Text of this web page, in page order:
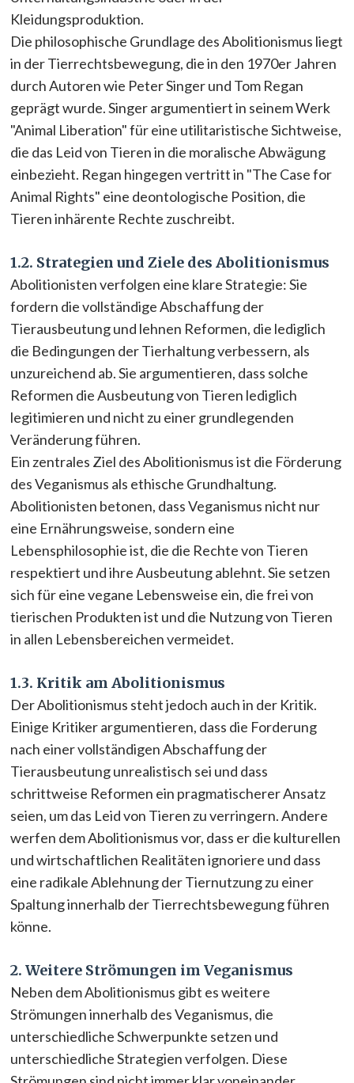
Kleidungsproduktion.
Die philosophische Grundlage des Abolitionismus liegt
in der Tierrechtsbewegung, die in den 1970er Jahren
durch Autoren wie Peter Singer und Tom Regan
geprägt wurde. Singer argumentiert in seinem Werk
"Animal Liberation" für eine utilitaristische Sichtweise,
die das Leid von Tieren in die moralische Abwägung
einbezieht. Regan hingegen vertritt in "The Case for
Animal Rights" eine deontologische Position, die
Tieren inhärente Rechte zuschreibt.
1.2. Strategien und Ziele des Abolitionismus
Abolitionisten verfolgen eine klare Strategie: Sie
fordern die vollständige Abschaffung der
Tierausbeutung und lehnen Reformen, die lediglich
die Bedingungen der Tierhaltung verbessern, als
unzureichend ab. Sie argumentieren, dass solche
Reformen die Ausbeutung von Tieren lediglich
legitimieren und nicht zu einer grundlegenden
Veränderung führen.
Ein zentrales Ziel des Abolitionismus ist die Förderung
des Veganismus als ethische Grundhaltung.
Abolitionisten betonen, dass Veganismus nicht nur
eine Ernährungsweise, sondern eine
Lebensphilosophie ist, die die Rechte von Tieren
respektiert und ihre Ausbeutung ablehnt. Sie setzen
sich für eine vegane Lebensweise ein, die frei von
tierischen Produkten ist und die Nutzung von Tieren
in allen Lebensbereichen vermeidet.
1.3. Kritik am Abolitionismus
Der Abolitionismus steht jedoch auch in der Kritik.
Einige Kritiker argumentieren, dass die Forderung
nach einer vollständigen Abschaffung der
Tierausbeutung unrealistisch sei und dass
schrittweise Reformen ein pragmatischerer Ansatz
seien, um das Leid von Tieren zu verringern. Andere
werfen dem Abolitionismus vor, dass er die kulturellen
und wirtschaftlichen Realitäten ignoriere und dass
eine radikale Ablehnung der Tiernutzung zu einer
Spaltung innerhalb der Tierrechtsbewegung führen
könne.
2. Weitere Strömungen im Veganismus
Neben dem Abolitionismus gibt es weitere
Strömungen innerhalb des Veganismus, die
unterschiedliche Schwerpunkte setzen und
unterschiedliche Strategien verfolgen. Diese